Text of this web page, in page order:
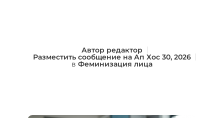
Автор редактор
Разместить сообщение на Ап Хос 30, 2026
в Феминизация лица